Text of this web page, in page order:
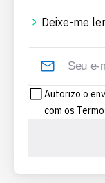
Deixe-me
Autorizo o
com os